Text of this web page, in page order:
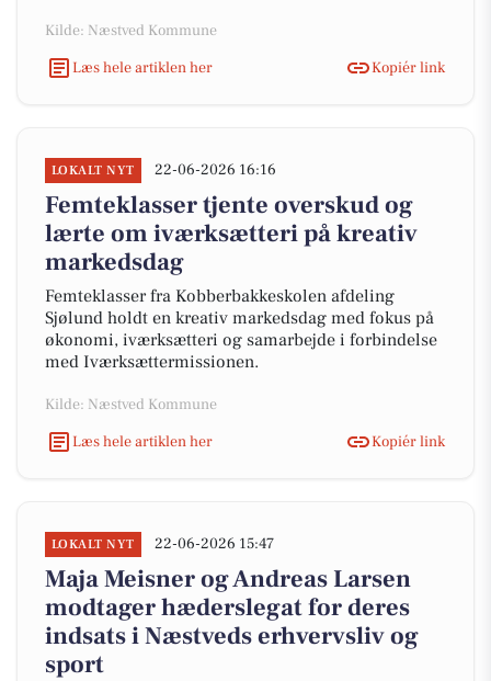
Kilde: Næstved Kommune
Læs hele artiklen her
Kopiér link
LOKALT NYT 22-06-2026 16:16
Femteklasser tjente overskud og
lærte om iværksætteri på kreativ
markedsdag
Femteklasser fra Kobberbakkeskolen afdeling
Sjølund holdt en kreativ markedsdag med fokus på
økonomi, iværksætteri og samarbejde i forbindelse
med Iværksættermissionen.
Kilde: Næstved Kommune
Læs hele artiklen her
Kopiér link
LOKALT NYT 22-06-2026 15:47
Maja Meisner og Andreas Larsen
modtager hæderslegat for deres
indsats i Næstveds erhvervsliv og
sport